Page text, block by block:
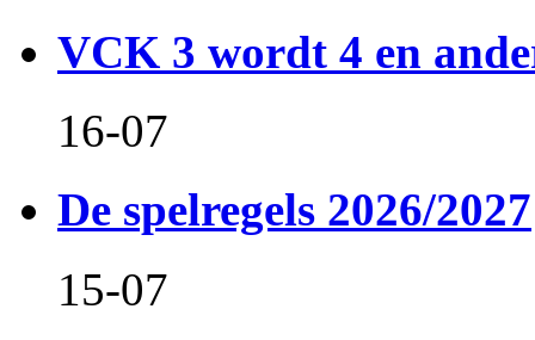
VCK 3 wordt 4 en
16-07
De spelregels 2026/2027
15-07